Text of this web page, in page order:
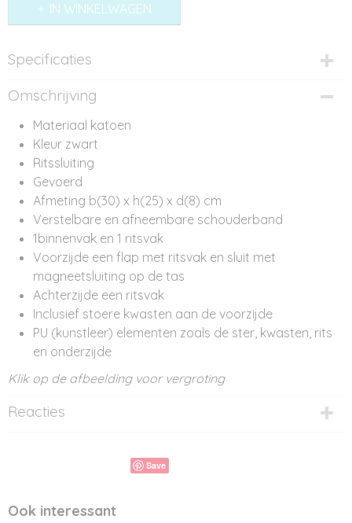
IN WINKELWAGEN
Specificaties
Productcode
ST11518
Omschrijving
Materiaal katoen
Kleur zwart
Ritssluiting
Gevoerd
Afmeting b(30) x h(25) x d(8) cm
Verstelbare en afneembare schouderband
1binnenvak en 1 ritsvak
Voorzijde een flap met ritsvak en sluit met
magneetsluiting op de tas
Achterzijde een ritsvak
Inclusief stoere kwasten aan de voorzijde
PU (kunstleer) elementen zoals de ster, kwasten, rits
en onderzijde
Klik op de afbeelding voor vergroting
Reacties
Save
Ook interessant